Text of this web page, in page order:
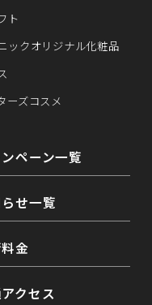
ト
ックオリジナル化粧品
ーズコスメ
ペーン一覧
せ一覧
金
クセス